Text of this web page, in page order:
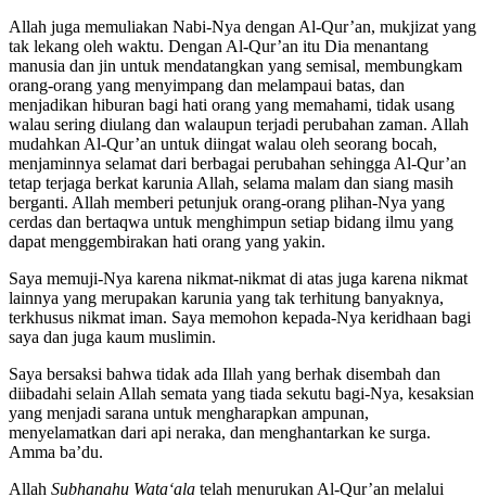
Allah juga memuliakan Nabi-Nya dengan Al-Qur’an, mukjizat yang
tak lekang oleh waktu. Dengan Al-Qur’an itu Dia menantang
manusia dan jin untuk mendatangkan yang semisal, membungkam
orang-orang yang menyimpang dan melampaui batas, dan
menjadikan hiburan bagi hati orang yang memahami, tidak usang
walau sering diulang dan walaupun terjadi perubahan zaman. Allah
mudahkan Al-Qur’an untuk diingat walau oleh seorang bocah,
menjaminnya selamat dari berbagai perubahan sehingga Al-Qur’an
tetap terjaga berkat karunia Allah, selama malam dan siang masih
berganti. Allah memberi petunjuk orang-orang plihan-Nya yang
cerdas dan bertaqwa untuk menghimpun setiap bidang ilmu yang
Saya memuji-Nya karena nikmat-nikmat di atas juga karena nikmat
lainnya yang merupakan karunia yang tak terhitung banyaknya,
terkhusus nikmat iman. Saya memohon kepada-Nya keridhaan bagi
Saya bersaksi bahwa tidak ada Illah yang berhak disembah dan
diibadahi selain Allah semata yang tiada sekutu bagi-Nya, kesaksian
yang menjadi sarana untuk mengharapkan ampunan,
menyelamatkan dari api neraka, dan menghantarkan ke surga.